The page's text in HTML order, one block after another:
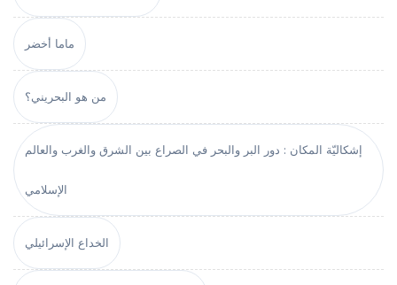
ماما أخضر
من هو البحريني؟
إشكاليّة المكان : دور البر والبحر في الصراع بين الشرق والغرب والعالم
الإسلامي
الخداع الإسرائيلي